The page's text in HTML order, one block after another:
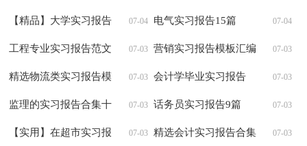
范文15篇 板汇总8篇
【精品】大学实习报告
集锦5篇
07-04 电气实习报告15篇 07-04
工程专业实习报告范文
合集六篇
07-03 营销实习报告模板汇编
十篇
07-03
精选物流类实习报告模
板6篇
07-03 会计学毕业实习报告 07-03
监理的实习报告合集十
篇
07-03 话务员实习报告9篇 07-03
【实用】在超市实习报 07-03 精选会计实习报告合集 07-03